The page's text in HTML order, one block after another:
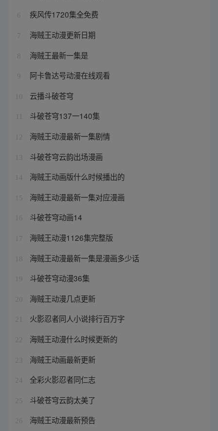
6 疾风传1720集全免费
7 海贼王动漫更新日期
8 海贼王最新一集是
9 阿卡鲁达号动漫在线观看
10 云播斗破苍穹
斗破苍穹137一140集
12 海贼王动漫最新一集剧情
13 斗破苍穹云韵出场漫画
14 海贼王动画版什么时候播出的
15 海贼王动漫最新一集对应漫画
16 斗破苍穹动画14
17 海贼王动漫1126集完整版
18 海贼王动漫最新一集是漫画多少话
19 斗破苍穹动漫36集
20 海贼王动漫几点更新
21 火影忍者同人小说排行百万字
22 海贼王动漫什么时候更新的
23 海贼王动画最新更新
24 全彩火影忍者同仁志
25 斗破苍穹云韵太美了
26 海贼王动漫最新预告